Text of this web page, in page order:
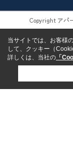
Copyright アパ
当サイトでは、お客様
して、クッキー（
詳しくは、当社の 「